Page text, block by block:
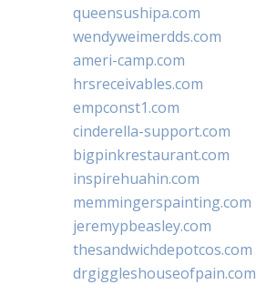
queensushipa.com
wendyweimerdds.com
ameri-camp.com
hrsreceivables.com
empconst1.com
cinderella-support.com
bigpinkrestaurant.com
inspirehuahin.com
memmingerspainting.com
jeremypbeasley.com
thesandwichdepotcos.com
drgiggleshouseofpain.com